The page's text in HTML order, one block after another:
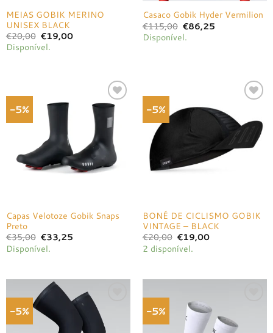
MEIAS GOBIK MERINO
UNISEX BLACK
€20,00 O
preço
original
€19,00O
Disponível.
Casaco Gobik Hyder Vermilion
€115,00 O
preço
original
€86,25O
Disponível.
-5%
Adicionar
à lista de
desejos
Capas Velotoze Gobik Snaps
Preto
€35,00 O
preço
original
€33,25O
Disponível.
-5%
à lista de
desejos
BONÉ DE CICLISMO GOBIK
VINTAGE – BLACK
€20,00 O
preço
original
€19,00O
2 disponível.
-5%
Adicionar
à lista de
desejos
-5%
à lista de
desejos